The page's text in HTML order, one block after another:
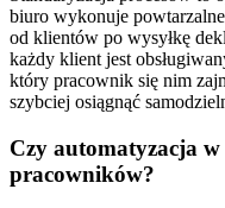
biuro wykonuje
od klientów po wysyłkę
każdy klient jest
który pracownik się nim
szybciej osiągnąć
Czy automatyzacja
pracowników?